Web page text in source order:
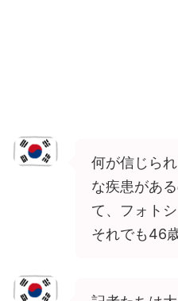
何が信じら
な疾患があ
て、フォト
それでも46